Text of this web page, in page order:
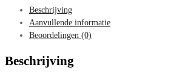
Beschrijving
Aanvullende informatie
Beoordelingen (0)
Beschrijving